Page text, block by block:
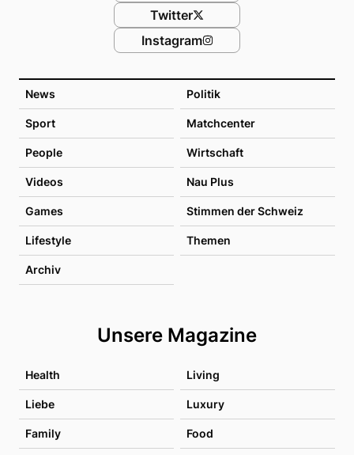
News Politik
Sport Matchcenter
People Wirtschaft
Videos Nau Plus
Games Stimmen der Schweiz
Lifestyle Themen
Archiv
Unsere Magazine
Health Living
Liebe Luxury
Family Food
Twitter
Instagram